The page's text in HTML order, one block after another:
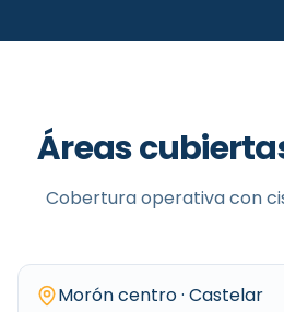
Áreas
Cobertura operativa con
Morón centro · Castelar